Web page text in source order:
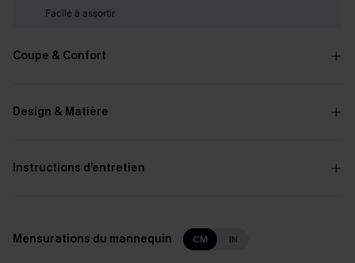
Facile à assortir
Coupe & Confort
Design & Matière
Instructions d’entretien
Mensurations du mannequin CM IN